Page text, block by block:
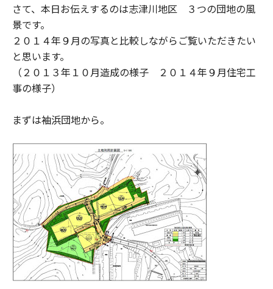
さて、本日お伝えするのは志津川地区 ３つの団地の風
景です。
２０１４年９月の写真と比較しながらご覧いただきたい
と思います。
（２０１３年１０月造成の様子 ２０１４年９月住宅工
事の様子）
まずは袖浜団地から。